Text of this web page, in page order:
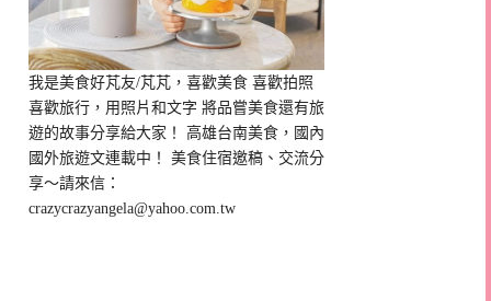
我是美食好芃友/芃芃，喜歡美食 喜歡拍照
喜歡旅行，用照片和文字 將品嘗美食還有旅
遊的故事分享給大家！ 高雄台南美食，國內
國外旅遊文連載中！ 美食住宿邀稿、交流分
享～請來信：
crazycrazyangela@yahoo.com.tw